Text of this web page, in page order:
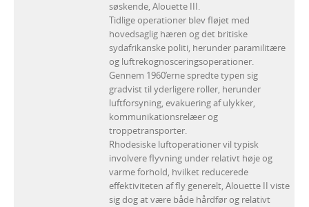
søskende, Alouette III.
Tidlige operationer blev fløjet med
hovedsaglig hæren og det britiske
sydafrikanske politi, herunder paramilitære
og luftrekognosceringsoperationer.
Gennem 1960’erne spredte typen sig
gradvist til yderligere roller, herunder
luftforsyning, evakuering af ulykker,
kommunikationsrelæer og
troppetransporter.
Rhodesiske luftoperationer vil typisk
involvere flyvning under relativt høje og
varme forhold, hvilket reducerede
effektiviteten af fly generelt, Alouette II viste
sig dog at være både hårdfør og relativt